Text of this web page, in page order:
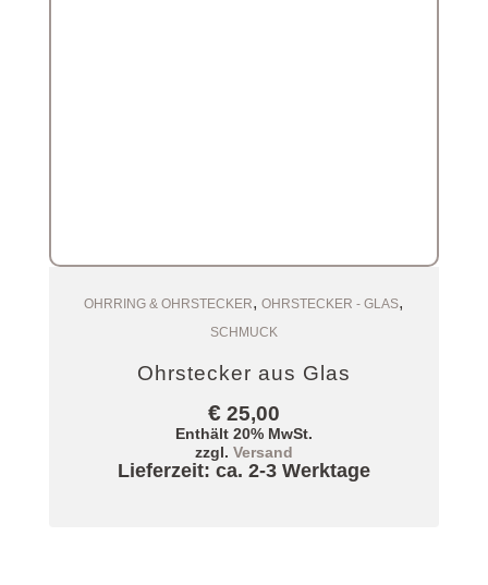
Zum Warenkorb
OHRRING & OHRSTECKER,OHRSTECKER - GLAS,
SCHMUCK
Ohrstecker aus Glas
€25,00
Enthält 20% MwSt.
zzgl. Versand
Lieferzeit: ca. 2-3 Werktage